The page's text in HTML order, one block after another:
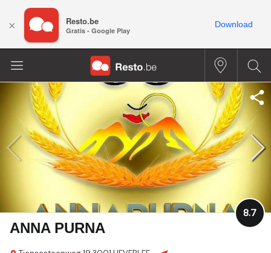
ANNA PURNA
8.7
× Resto.be
Gratis - Google Play
Download